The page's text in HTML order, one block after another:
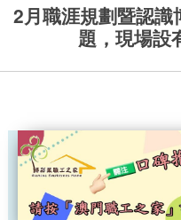
2月職涯規劃暨認
題，現場設